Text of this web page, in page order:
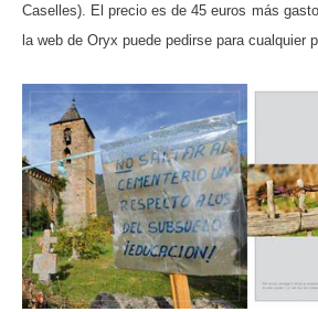
Caselles). El precio es de 45 euros más
la web de Oryx puede pedirse para cualquier